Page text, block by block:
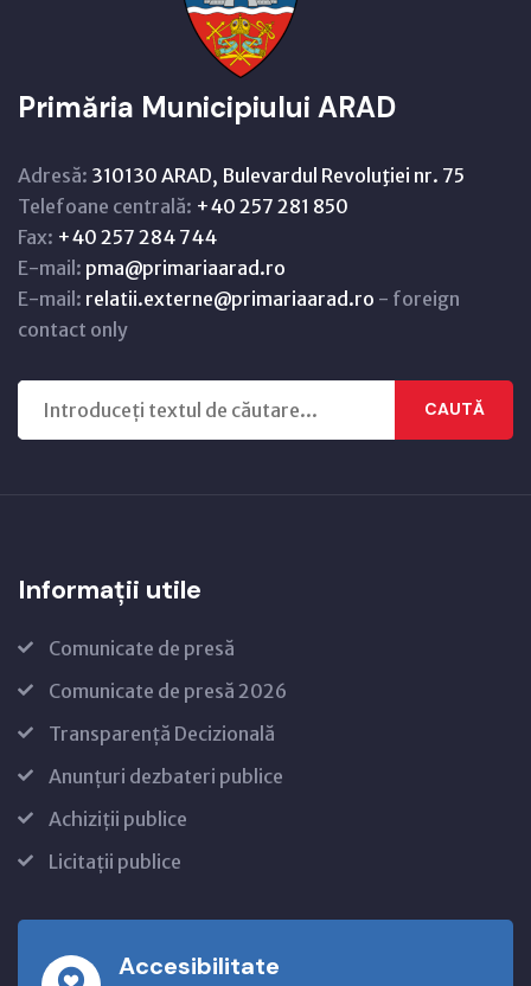
Primăria Municipiului ARAD
Adresă: 310130 ARAD, Bulevardul Revoluţiei nr. 75
Telefoane centrală: +40 257 281 850
Fax: +40 257 284 744
E-mail: pma@primariaarad.ro
E-mail: relatii.externe@primariaarad.ro - foreign
contact only
CAUTĂ
Informații utile
Comunicate de presă
Comunicate de presă 2026
Transparență Decizională
Anunțuri dezbateri publice
Achiziții publice
Licitații publice
Accesibilitate